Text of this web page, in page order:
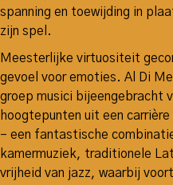
spanning en toewijding in
zijn spel.
Meesterlijke virtuositeit
gevoel voor emoties. Al Di
groep musici bijeengebracht
hoogtepunten uit een
– een fantastische
kamermuziek, traditionele
vrijheid van jazz, waarbij